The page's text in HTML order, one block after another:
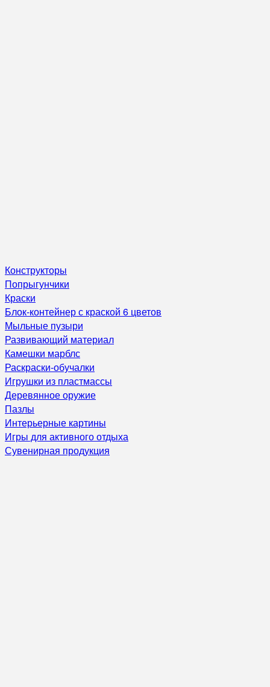
Конструкторы
Попрыгунчики
Краски
Блок-контейнер с краской 6 цветов
Мыльные пузыри
Развивающий материал
Камешки марблс
Раскраски-обучалки
Игрушки из пластмассы
Деревянное оружие
Пазлы
Интерьерные картины
Игры для активного отдыха
Сувенирная продукция